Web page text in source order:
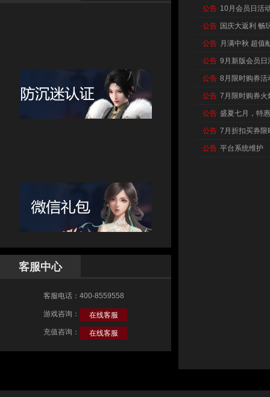
客服中心
客服电话：400-8559558
游戏咨询：
在线客服
充值咨询：
在线客服
公告 10月会员日活
公告 国庆大返利 畅
公告 月满中秋 超值
公告 9月新版会员日
公告 8月限时购券活
公告 7月限时购券火
公告 盛夏七月，特
公告 7月折扣买券限
公告 平台系统维护